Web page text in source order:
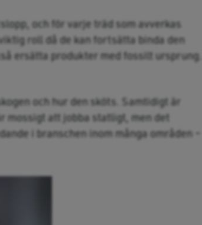
och för varje träd som avverkas
roll då de kan fortsätta binda den
ersätta produkter med fossilt ursprung.
och hur den sköts. Samtidigt är
mossigt att jobba statligt, men det
i branschen inom många områden –